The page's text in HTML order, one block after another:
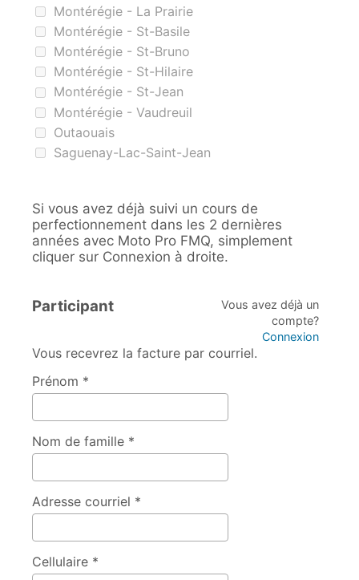
Montérégie - La Prairie
Montérégie - St-Basile
Montérégie - St-Bruno
Montérégie - St-Hilaire
Montérégie - St-Jean
Montérégie - Vaudreuil
Outaouais
Saguenay-Lac-Saint-Jean
Si vous avez déjà suivi un cours de
perfectionnement dans les 2 dernières
années avec Moto Pro FMQ, simplement
cliquer sur Connexion à droite.
Participant
Vous avez déjà un
compte?
Connexion
Vous recevrez la facture par courriel.
Prénom *
Nom de famille *
Adresse courriel *
Cellulaire *